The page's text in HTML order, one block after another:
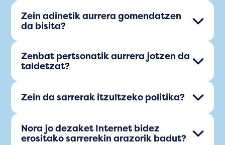
Zein adinetik aurrera gomendatzen
da bisita?
Zenbat pertsonatik aurrera jotzen da
taldetzat?
Zein da sarrerak itzultzeko politika?
Nora jo dezaket Internet bidez
erositako sarrerekin arazorik badut?